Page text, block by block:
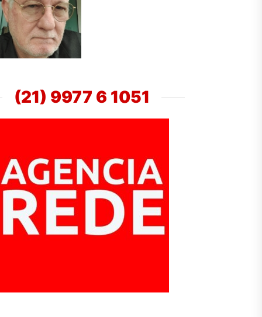
(21) 9977 6 1051